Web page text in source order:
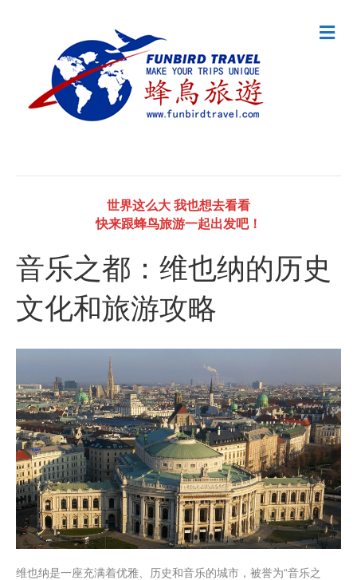
世界这么大 我也想去看看
快来跟蜂鸟旅游一起出发吧！
M
e
音乐之都：维也纳的历史
文化和旅游攻略
维也纳是一座充满着优雅、历史和音乐的城市，被誉为“音乐之